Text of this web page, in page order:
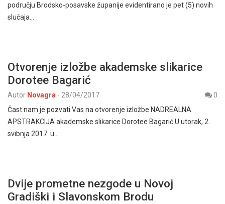
području Brodsko-posavske županije evidentirano je pet (5) novih
slučaja…
Otvorenje izložbe akademske slikarice
Dorotee Bagarić
Autor Novagra - 28/04/2017
0
Čast nam je pozvati Vas na otvorenje izložbe NADREALNA
APSTRAKCIJA akademske slikarice Dorotee Bagarić U utorak, 2.
svibnja 2017. u…
Dvije prometne nezgode u Novoj
Gradiški i Slavonskom Brodu